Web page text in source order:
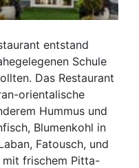
entstand
Schule
Das Restaurant
orientalische
Hummus und
Blumenkohl in
Fatousch, und
mit frischem Pitta-